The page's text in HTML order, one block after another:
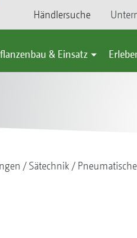
Händlersuche
& Einsatz
Sätechnik